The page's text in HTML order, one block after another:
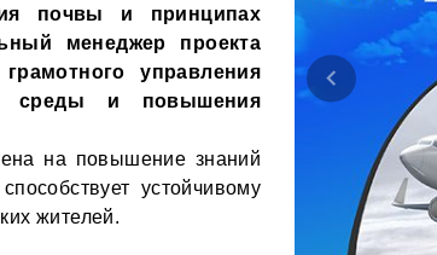
почвы и принципах
менеджер проекта
управления
среды и повышения
на повышение знаний
устойчивому
жителей.